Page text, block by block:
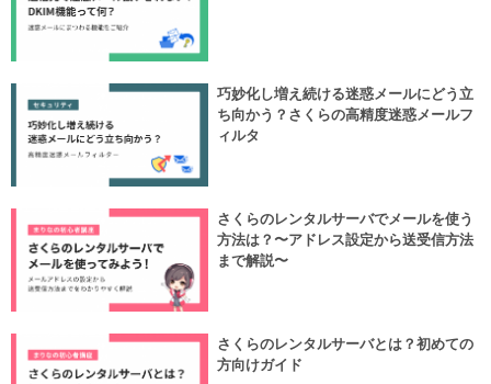
巧妙化し増え続ける迷惑メールにどう立
ち向かう？さくらの高精度迷惑メールフ
ィルタ
さくらのレンタルサーバでメールを使う
方法は？〜アドレス設定から送受信方法
まで解説〜
さくらのレンタルサーバとは？初めての
方向けガイド